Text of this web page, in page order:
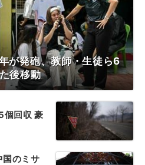
が発砲、教師・生徒ら6
後移動
個回収 豪
国のミサ